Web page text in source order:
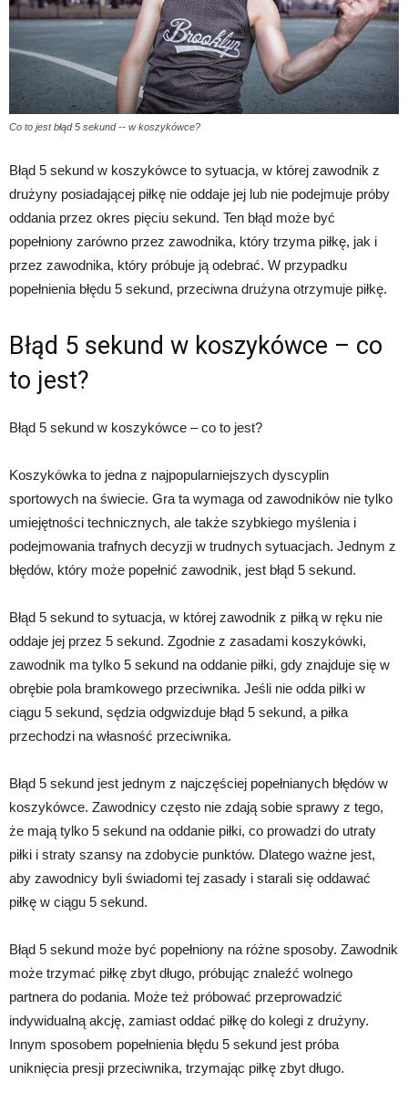
Co to jest błąd 5 sekund -- w koszykówce?
Błąd 5 sekund w koszykówce to sytuacja, w której zawodnik z
drużyny posiadającej piłkę nie oddaje jej lub nie podejmuje próby
oddania przez okres pięciu sekund. Ten błąd może być
popełniony zarówno przez zawodnika, który trzyma piłkę, jak i
przez zawodnika, który próbuje ją odebrać. W przypadku
popełnienia błędu 5 sekund, przeciwna drużyna otrzymuje piłkę.
Błąd 5 sekund w koszykówce – co
to jest?
Błąd 5 sekund w koszykówce – co to jest?
Koszykówka to jedna z najpopularniejszych dyscyplin
sportowych na świecie. Gra ta wymaga od zawodników nie tylko
umiejętności technicznych, ale także szybkiego myślenia i
podejmowania trafnych decyzji w trudnych sytuacjach. Jednym z
błędów, który może popełnić zawodnik, jest błąd 5 sekund.
Błąd 5 sekund to sytuacja, w której zawodnik z piłką w ręku nie
oddaje jej przez 5 sekund. Zgodnie z zasadami koszykówki,
zawodnik ma tylko 5 sekund na oddanie piłki, gdy znajduje się w
obrębie pola bramkowego przeciwnika. Jeśli nie odda piłki w
ciągu 5 sekund, sędzia odgwizduje błąd 5 sekund, a piłka
przechodzi na własność przeciwnika.
Błąd 5 sekund jest jednym z najczęściej popełnianych błędów w
koszykówce. Zawodnicy często nie zdają sobie sprawy z tego,
że mają tylko 5 sekund na oddanie piłki, co prowadzi do utraty
piłki i straty szansy na zdobycie punktów. Dlatego ważne jest,
aby zawodnicy byli świadomi tej zasady i starali się oddawać
piłkę w ciągu 5 sekund.
Błąd 5 sekund może być popełniony na różne sposoby. Zawodnik
może trzymać piłkę zbyt długo, próbując znaleźć wolnego
partnera do podania. Może też próbować przeprowadzić
indywidualną akcję, zamiast oddać piłkę do kolegi z drużyny.
Innym sposobem popełnienia błędu 5 sekund jest próba
uniknięcia presji przeciwnika, trzymając piłkę zbyt długo.